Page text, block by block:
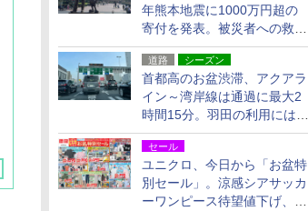
年熊本地震に1000万円超の
寄付を発表。被災者への救援
活動・復旧支援
道路 シーズン
首都高のお盆渋滞、アクアラ
イン～湾岸線は通過に最大2
時間15分。羽田の利用には
「空港西出口」の利用検討を
セール
ユニクロ、今日から「お盆特
別セール」。涼感シアサッカ
ーワンピース待望値下げ、撥